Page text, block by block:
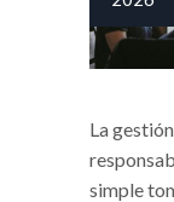
La
simple